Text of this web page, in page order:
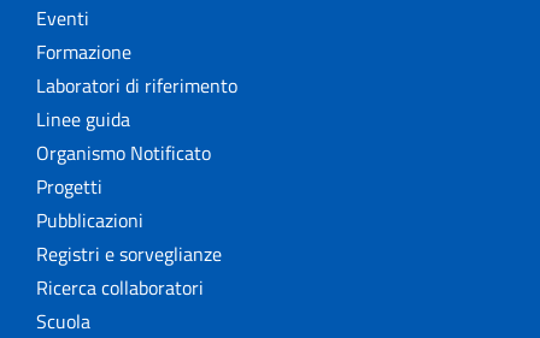
Eventi
Formazione
Laboratori di riferimento
Linee guida
Organismo Notificato
Progetti
Pubblicazioni
Registri e sorveglianze
Ricerca collaboratori
Scuola